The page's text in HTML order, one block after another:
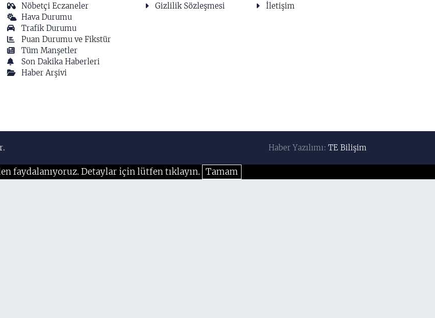
Nöbetçi Eczaneler
Hava Durumu
Trafik Durumu
Puan Durumu ve Fikstür
Tüm Manşetler
Son Dakika Haberleri
Haber Arşivi
Gizlilik Sözleşmesi İletişim
Haber Yazılımı:TE Bilişim
faydalanıyoruz. Detaylar için lütfen tıklayın. Tamam